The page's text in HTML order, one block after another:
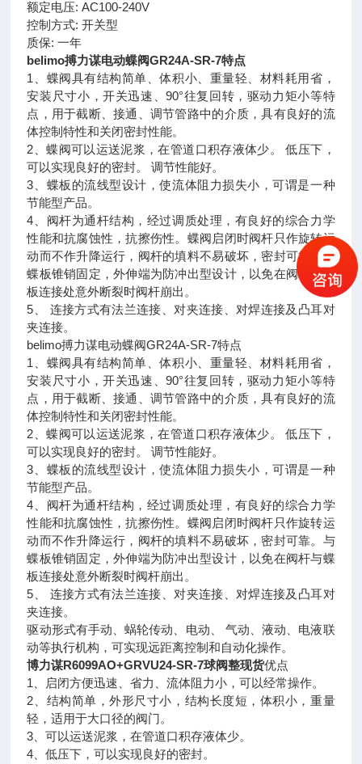
额定电压: AC100-240V
控制方式: 开关型
质保: 一年
belimo搏力谋电动蝶阀GR24A-SR-7特点
1、蝶阀具有结构简单、体积小、重量轻、材料耗用省，
安装尺寸小，开关迅速、90°往复回转，驱动力矩小等特
点，用于截断、接通、调节管路中的介质，具有良好的流
体控制特性和关闭密封性能。
2、蝶阀可以运送泥浆，在管道口积存液体少。 低压下，
可以实现良好的密封。 调节性能好。
3、蝶板的流线型设计，使流体阻力损失小，可谓是一种
节能型产品。
4、阀杆为通杆结构，经过调质处理，有良好的综合力学
性能和抗腐蚀性，抗擦伤性。蝶阀启闭时阀杆只作旋转运
动而不作升降运行，阀杆的填料不易破坏，密封可靠。与
蝶板锥销固定，外伸端为防冲出型设计，以免在阀杆与蝶
板连接处意外断裂时阀杆崩出。
5、 连接方式有法兰连接、对夹连接、对焊连接及凸耳对
夹连接。
belimo搏力谋电动蝶阀GR24A-SR-7特点
1、蝶阀具有结构简单、体积小、重量轻、材料耗用省，
安装尺寸小，开关迅速、90°往复回转，驱动力矩小等特
点，用于截断、接通、调节管路中的介质，具有良好的流
体控制特性和关闭密封性能。
2、蝶阀可以运送泥浆，在管道口积存液体少。 低压下，
可以实现良好的密封。 调节性能好。
3、蝶板的流线型设计，使流体阻力损失小，可谓是一种
节能型产品。
4、阀杆为通杆结构，经过调质处理，有良好的综合力学
性能和抗腐蚀性，抗擦伤性。蝶阀启闭时阀杆只作旋转运
动而不作升降运行，阀杆的填料不易破坏，密封可靠。与
蝶板锥销固定，外伸端为防冲出型设计，以免在阀杆与蝶
板连接处意外断裂时阀杆崩出。
5、 连接方式有法兰连接、对夹连接、对焊连接及凸耳对
夹连接。
驱动形式有手动、蜗轮传动、电动、 气动、液动、电液联
动等执行机构，可实现远距离控制和自动化操作。
博力谋R6099AO+GRVU24-SR-7球阀整现货优点
1、启闭方便迅速、省力、流体阻力小，可以经常操作。
2、结构简单，外形尺寸小，结构长度短，体积小，重量
轻，适用于大口径的阀门。
3、可以运送泥浆，在管道口积存液体少。
4、低压下，可以实现良好的密封。